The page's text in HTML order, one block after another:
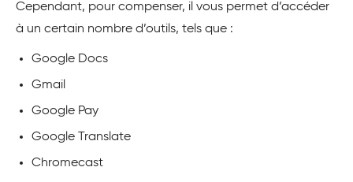
Cependant, pour compenser, il vous permet d’accéder
à un certain nombre d’outils, tels que :
Google Docs
Gmail
Google Pay
Google Translate
Chromecast